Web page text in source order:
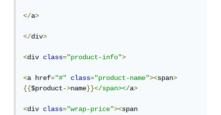
</a>
</div>
<div class="product-info">
<a href="#" class="product-name"><span>
{{$product->name}}</span></a>
<div class="wrap-price"><